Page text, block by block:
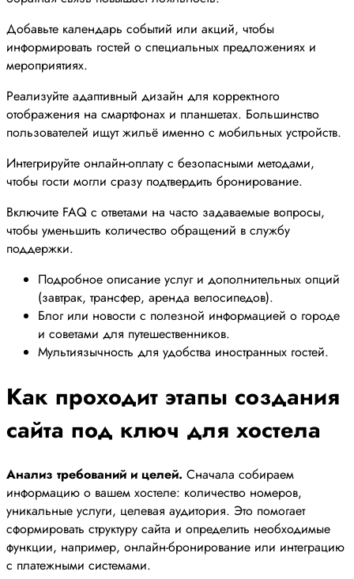
Добавьте календарь событий или акций, чтобы
информировать гостей о специальных предложениях и
мероприятиях.
Реализуйте адаптивный дизайн для корректного
отображения на смартфонах и планшетах. Большинство
пользователей ищут жильё именно с мобильных устройств.
Интегрируйте онлайн-оплату с безопасными методами,
чтобы гости могли сразу подтвердить бронирование.
Включите FAQ с ответами на часто задаваемые вопросы,
чтобы уменьшить количество обращений в службу
поддержки.
Подробное описание услуг и дополнительных опций
(завтрак, трансфер, аренда велосипедов).
Блог или новости с полезной информацией о городе
и советами для путешественников.
Мультиязычность для удобства иностранных гостей.
Как проходит этапы создания
сайта под ключ для хостела
Анализ требований и целей. Сначала собираем
информацию о вашем хостеле: количество номеров,
уникальные услуги, целевая аудитория. Это помогает
сформировать структуру сайта и определить необходимые
функции, например, онлайн-бронирование или интеграцию
с платежными системами.